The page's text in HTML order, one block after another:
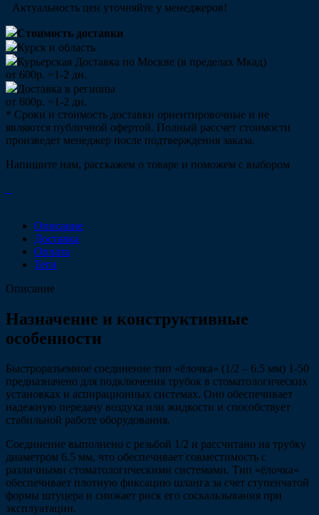
Актуальность цен уточняйте у менеджеров!
Стоимость доставки
Курск и область
Курьерская Доставка по Москве (в пределах Мкад)
от 600р. ~1-2 дн.
Доставка в регионы
от 600р. ~1-2 дн.
* Сроки и стоимость доставки ориентировочные и не
являются публичной офертой. Полный рассчет стоимости
произведет менеджер после подтверждения заказа.
Напишите нам, расскажем о товаре и поможем с выбором
Описание
Доставка
Оплата
Теги
Описание
Назначение и конструктивные
особенности
Быстроразъемное соединение тип «ёлочка» (1/2 – 6.5 мм) 1-50
предназначено для подключения трубок в стоматологических
установках и аспирационных системах. Оно обеспечивает
надежную передачу воздуха или жидкости и способствует
стабильной работе оборудования.
Соединение выполнено с резьбой 1/2 и рассчитано на трубку
диаметром 6.5 мм, что обеспечивает совместимость с
различными стоматологическими системами. Тип «ёлочка»
обеспечивает плотную фиксацию шланга за счет ступенчатой
формы штуцера и снижает риск его соскальзывания при
эксплуатации.